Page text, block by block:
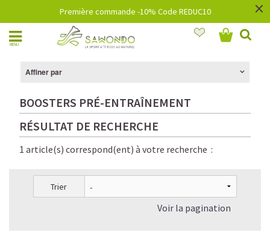
Première commande -10% Code REDUC10 ×
MENU
Affiner par
BOOSTERS PRÉ-ENTRAÎNEMENT
RÉSULTAT DE RECHERCHE
1 article(s) correspond(ent) à votre recherche :
Trier
Voir la pagination